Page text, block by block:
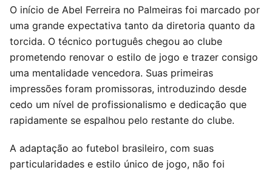
O início de Abel Ferreira no Palmeiras foi marcado por
uma grande expectativa tanto da diretoria quanto da
torcida. O técnico português chegou ao clube
prometendo renovar o estilo de jogo e trazer consigo
uma mentalidade vencedora. Suas primeiras
impressões foram promissoras, introduzindo desde
cedo um nível de profissionalismo e dedicação que
rapidamente se espalhou pelo restante do clube.
A adaptação ao futebol brasileiro, com suas
particularidades e estilo único de jogo, não foi